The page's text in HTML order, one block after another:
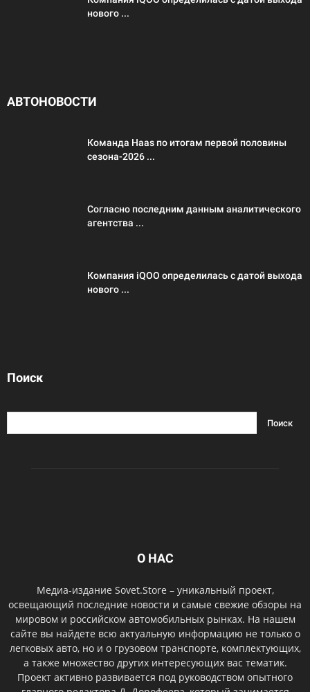
нового ...
АВТОНОВОСТИ
Команда Haas по итогам первой половины
сезона-2026 ...
Согласно последним данным аналитического
агентства ...
Компания iQOO определилась с датой выхода
нового ...
Поиск
О НАС
Медиа-издание Sovet.Store – уникальный проект,
освещающий последние новости и самые свежие обзоры на
мировом и российском автомобильных рынках. На нашем
сайте вы найдете всю актуальную информацию не только о
легковых авто, но и о грузовом транспорте, комплектующих,
а также множество других интересующих вас тематик.
Проект активно развивается под руководством опытного